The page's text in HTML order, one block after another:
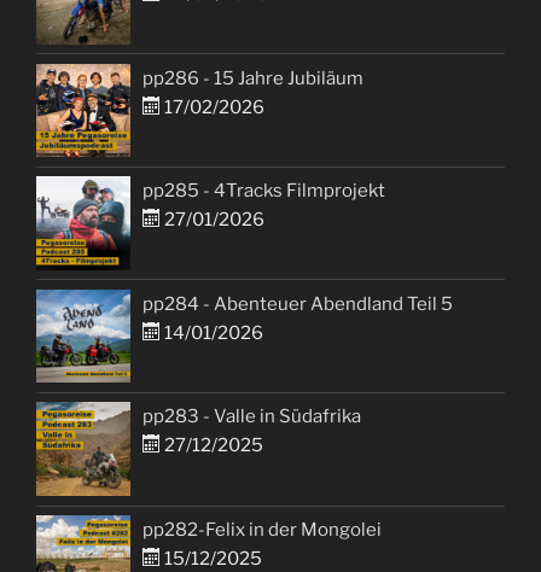
pp286 - 15 Jahre Jubiläum
17/02/2026
pp285 - 4Tracks Filmprojekt
27/01/2026
pp284 - Abenteuer Abendland Teil 5
14/01/2026
pp283 - Valle in Südafrika
27/12/2025
pp282-Felix in der Mongolei
15/12/2025